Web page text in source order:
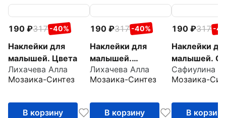
190 317 -40%
Наклейки для
малышей. Цвета
Лихачева Алла
Мозаика-Синтез
В корзину
190 317 -40%
Наклейки для
малышей.
Противоположност
и
Лихачева Алла
Мозаика-Синтез
В корзину
190 317 -
Наклейки
малышей.
много
Сафиулина
Мозаика-
В корзину